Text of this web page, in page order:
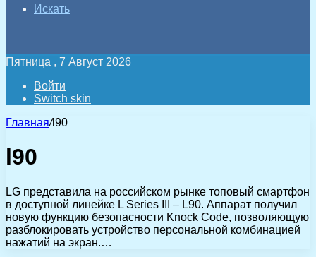
Искать
Пятница , 7 Август 2026
Войти
Switch skin
Главная/l90
l90
LG представила на российском рынке топовый смартфон
в доступной линейке L Series III – L90. Аппарат получил
новую функцию безопасности Knock Code, позволяющую
разблокировать устройство персональной комбинацией
нажатий на экран.…